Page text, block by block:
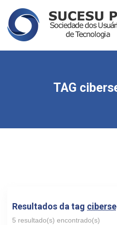
TAG
Resultados da tag
5 resultado(s) encontrado(s)